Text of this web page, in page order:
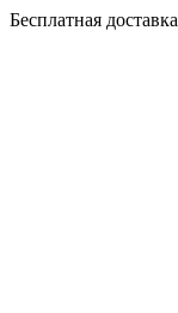
Бесплатная